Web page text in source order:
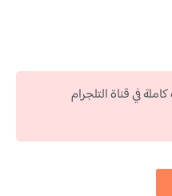
في قناة التلجرام